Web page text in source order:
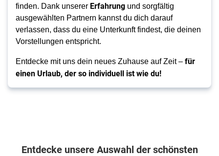
finden. Dank unserer Erfahrung und sorgfältig
ausgewählten Partnern kannst du dich darauf
verlassen, dass du eine Unterkunft findest, die deinen
Vorstellungen entspricht.
Entdecke mit uns dein neues Zuhause auf Zeit – für
einen Urlaub, der so individuell ist wie du!
Entdecke unsere Auswahl der schönsten